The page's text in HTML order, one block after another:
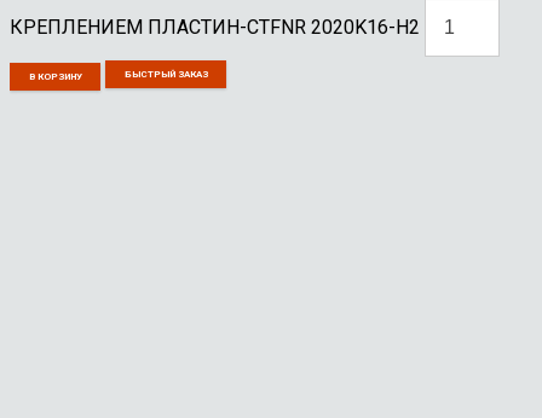
КРЕПЛЕНИЕМ ПЛАСТИН-CTFNR 2020K16-H2
В КОРЗИНУ БЫСТРЫЙ ЗАКАЗ